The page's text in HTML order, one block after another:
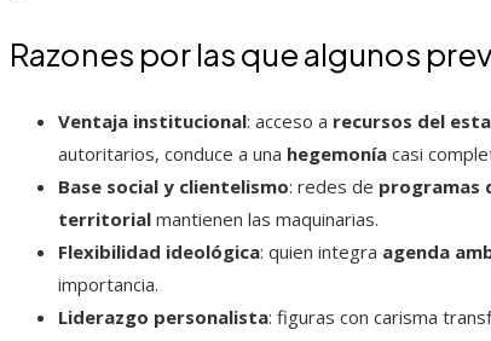
Razones por las que algunos
Ventaja institucional: acceso a recursos del
autoritarios, conduce a una hegemonía casi
Base social y clientelismo: redes de programas
territorial mantienen las maquinarias.
Flexibilidad ideológica: quien integra agenda
importancia.
Liderazgo personalista: figuras con carisma